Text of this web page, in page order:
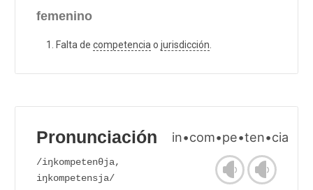
femenino
Falta de competencia o jurisdicción
Pronunciación in•com•pe•ten•cia
/iŋkompetenθja,
iŋkompetensja/